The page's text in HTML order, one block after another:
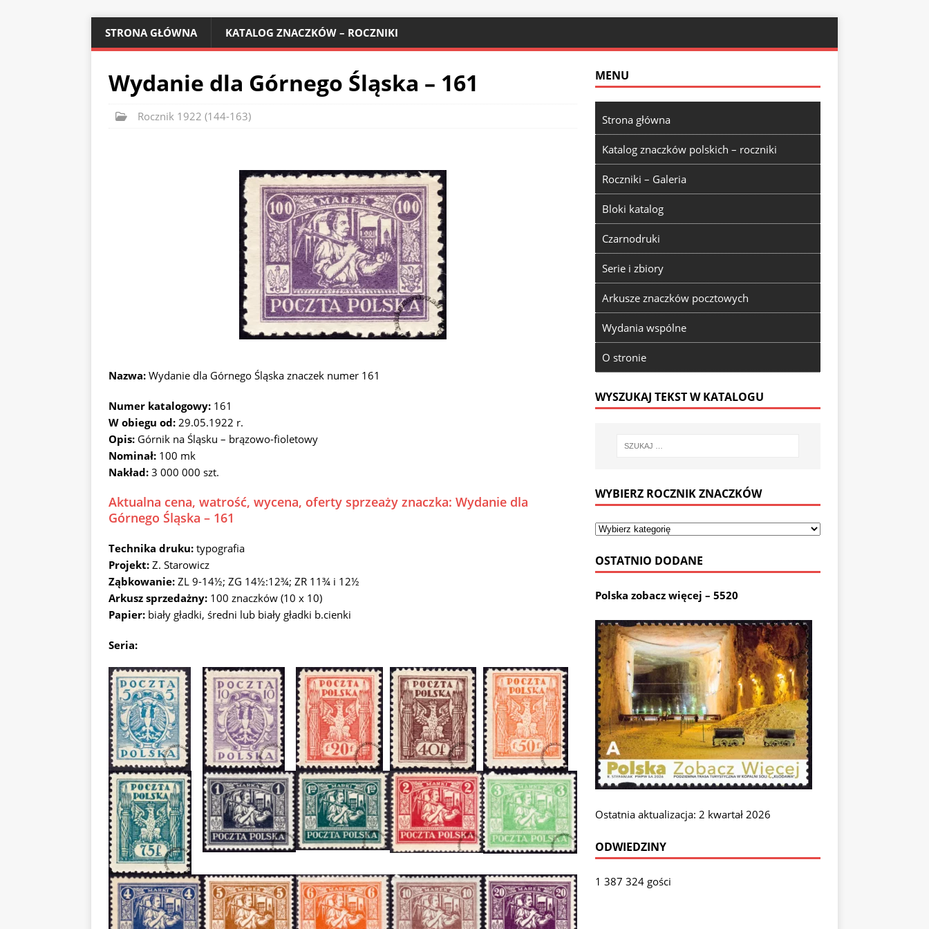
STRONA GŁÓWNA KATALOG ZNACZKÓW – ROCZNIKI
Wydanie dla Górnego Śląska – 161
Rocznik 1922 (144-163)
Nazwa: Wydanie dla Górnego Śląska znaczek numer 161
Numer katalogowy: 161
W obiegu od: 29.05.1922 r.
Opis: Górnik na Śląsku – brązowo-fioletowy
Nominał: 100 mk
Nakład: 3 000 000 szt.
Aktualna cena, watrość, wycena, oferty sprzeaży znaczka: Wydanie dla
Górnego Śląska – 161
Technika druku: typografia
Projekt: Z. Starowicz
Ząbkowanie: ZL 9-14½; ZG 14½:12¾; ZR 11¾ i 12½
Arkusz sprzedażny: 100 znaczków (10 x 10)
Papier: biały gładki, średni lub biały gładki b.cienki
Seria:
MENU
Strona główna
Katalog znaczków polskich – roczniki
Roczniki – Galeria
Bloki katalog
Czarnodruki
Serie i zbiory
Arkusze znaczków pocztowych
Wydania wspólne
O stronie
WYSZUKAJ TEKST W KATALOGU
WYBIERZ ROCZNIK ZNACZKÓW
OSTATNIO DODANE
Polska zobacz więcej – 5520
Ostatnia aktualizacja: 2 kwartał 2026
ODWIEDZINY
1 387 324 gości